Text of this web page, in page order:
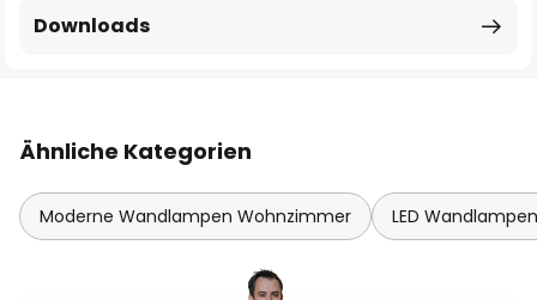
Downloads
Ähnliche Kategorien
Moderne Wandlampen Wohnzimmer LED